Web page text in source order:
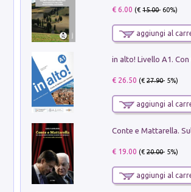
€ 6.00 (€15.00- 60%)
aggiungi al
€ 26.50 (€27.90- 5%)
aggiungi al
€ 19.00 (€20.00- 5%)
aggiungi al